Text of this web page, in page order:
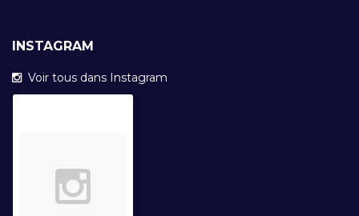
INSTAGRAM
Voir tous dans Instagram